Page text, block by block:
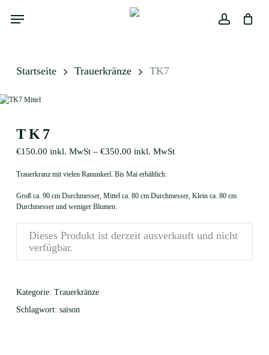
account
Menu
Close
Startseite Trauerkränze TK7
TK7
€150.00 inkl. MwSt– €350.00 inkl. MwSt
Trauerkranz mit vielen Ranunkerl. Bis Mai erhältlich.
Groß ca. 90 cm Durchmesser, Mittel ca. 80 cm Durchmesser, Klein ca. 80 cm
Durchmesser und weniger Blumen.
Dieses Produkt ist derzeit ausverkauft und nicht
verfügbar.
Kategorie: Trauerkränze
Schlagwort: saison